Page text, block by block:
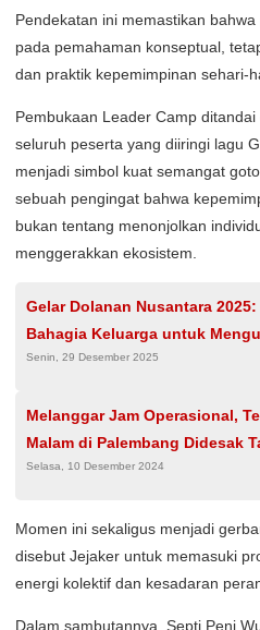
Pendekatan ini memastikan
pada pemahaman konseptual,
dan praktik kepemimpinan sehari-
Pembukaan Leader Camp
seluruh peserta yang diiringi lagu
menjadi simbol kuat semangat
sebuah pengingat bahwa
bukan tentang menonjolkan
menggerakkan ekosistem.
Gelar Dolanan Nusantara
Bahagia Keluarga untuk
Ketahanan dan Kedekatan
Senin, 29 Desember 2025
Melanggar Jam Operasional,
Malam di Palembang Didesak
Selasa, 10 Desember 2024
Momen ini sekaligus menjadi
disebut Jejaker untuk memasuki
energi kolektif dan kesadaran
Dalam sambutannya, Septi Peni